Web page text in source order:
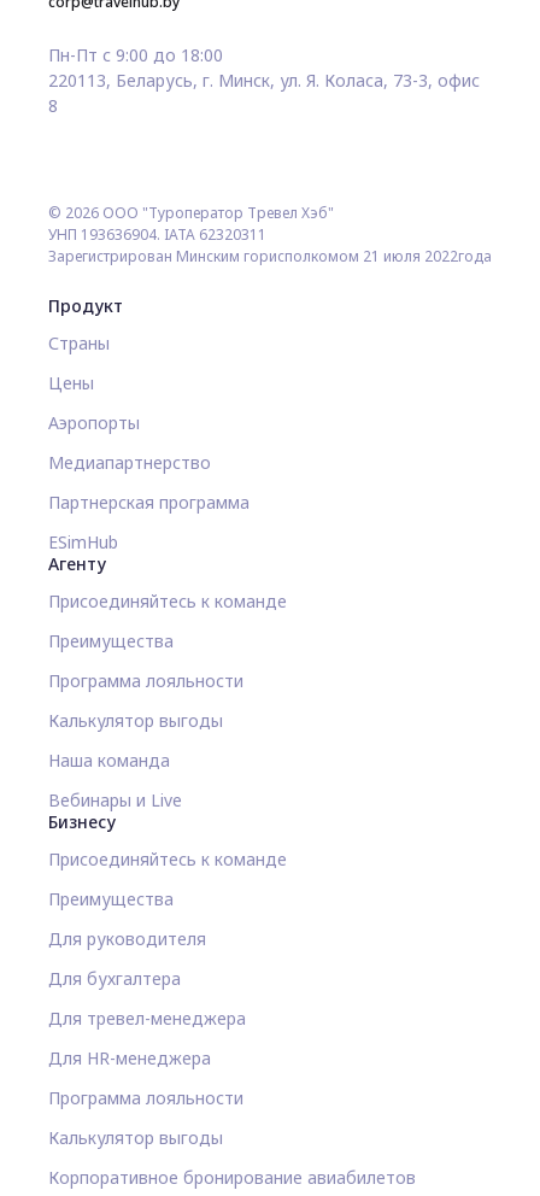
Пн-Пт с 9:00 до 18:00
220113, Беларусь, г. Минск, ул. Я. Коласа, 73-3, офис
8
© 2026 ООО "Туроператор Тревел Хэб"
УНП 193636904. IATA 62320311
Зарегистрирован Минским горисполкомом 21 июля 2022года
Продукт
Страны
Цены
Аэропорты
Медиапартнерство
Партнерская программа
ESimHub
Агенту
Присоединяйтесь к команде
Преимущества
Программа лояльности
Калькулятор выгоды
Наша команда
Вебинары и Live
Бизнесу
Присоединяйтесь к команде
Преимущества
Для руководителя
Для бухгалтера
Для тревел-менеджера
Для HR-менеджера
Программа лояльности
Калькулятор выгоды
Корпоративное бронирование авиабилетов